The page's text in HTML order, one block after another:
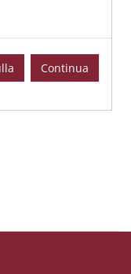
Continua